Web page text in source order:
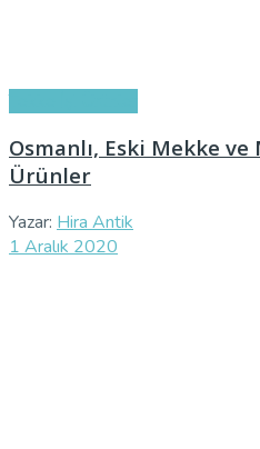
Osmanlı, Eski Mekke
Ürünler
Yazar: Hira Antik
1 Aralık 2020